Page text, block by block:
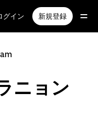
グイン 新規登録
ニョン